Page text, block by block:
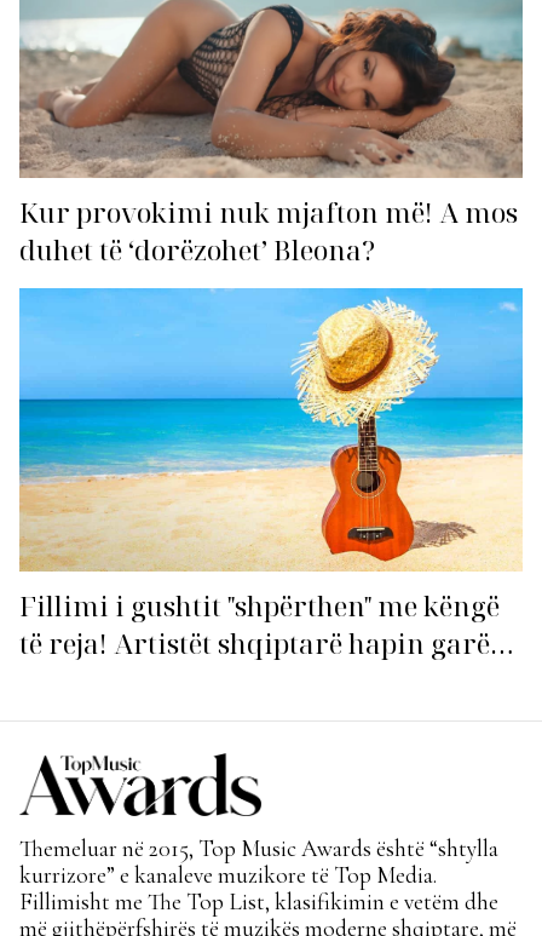
Kur provokimi nuk mjafton më! A mos
duhet të ‘dorëzohet’ Bleona?
Fillimi i gushtit "shpërthen" me këngë
të reja! Artistët shqiptarë hapin garën
Themeluar në 2015, Top Music Awards është “shtylla
kurrizore” e kanaleve muzikore të Top Media.
Fillimisht me The Top List, klasifikimin e vetëm dhe
më gjithëpërfshirës të muzikës moderne shqiptare, më